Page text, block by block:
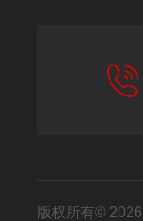
版权所有©